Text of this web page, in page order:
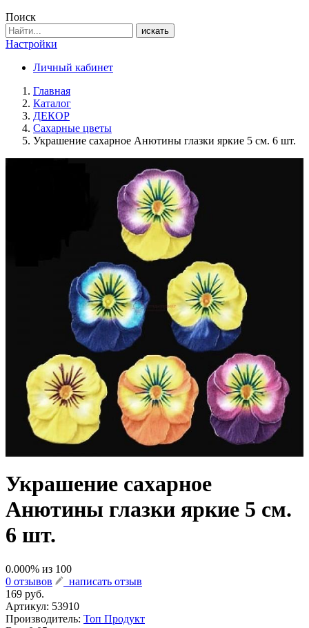
Поиск
искать
Настройки
Личный кабинет
Главная
Каталог
ДЕКОР
Сахарные цветы
Украшение сахарное Анютины глазки яркие 5 см. 6 шт.
Украшение сахарное
Анютины глазки яркие 5 см.
6 шт.
0.000% из 100
0 отзывов
написать отзыв
169 руб.
Артикул: 53910
Производитель: Топ Продукт